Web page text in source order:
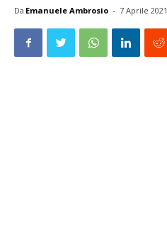
Da Emanuele Ambrosio - 7 Aprile 2021